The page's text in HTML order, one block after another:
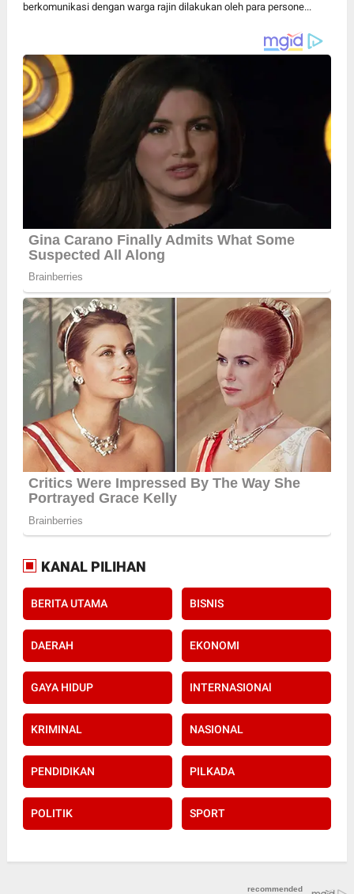
berkomunikasi dengan warga rajin dilakukan oleh para persone...
KANAL PILIHAN
BERITA UTAMA BISNIS
DAERAH EKONOMI
GAYA HIDUP INTERNASIONAl
KRIMINAL NASIONAL
PENDIDIKAN PILKADA
POLITIK SPORT